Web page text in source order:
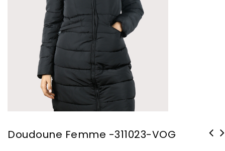
Doudoune Femme -311023-VOG